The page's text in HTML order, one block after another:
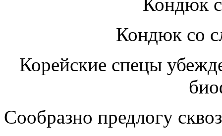
Кондюк
Кондюк со
Корейские спецы
Сообразно предлогу